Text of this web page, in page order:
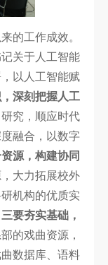
的工作成效。
关于人工智能
以人工智能赋
深刻把握人工
究，顺应时代
融合，以数字
源，构建协同
大力拓展校外
机构的优质实
三要夯实基础，
的戏曲资源，
数据库、语料